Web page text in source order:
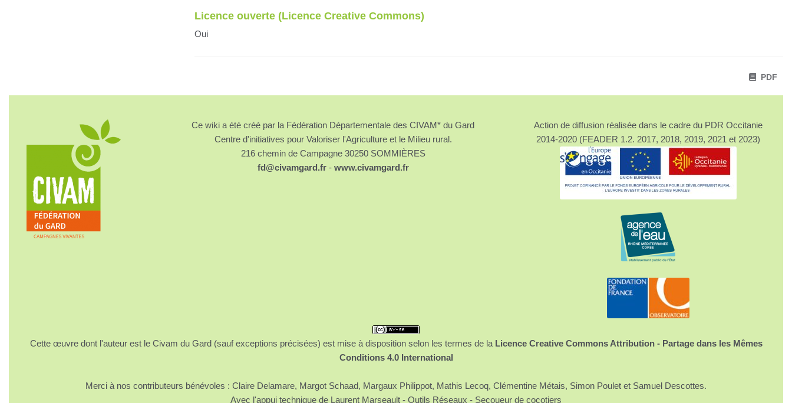
Licence ouverte (Licence Creative Commons)
Oui
PDF
Ce wiki a été créé par la Fédération Départementale des CIVAM* du Gard
Centre d'initiatives pour Valoriser l'Agriculture et le Milieu rural.
216 chemin de Campagne 30250 SOMMIÈRES
fd@civamgard.fr- www.civamgard.fr
Action de diffusion réalisée dans le cadre du PDR Occitanie
2014-2020 (FEADER 1.2. 2017, 2018, 2019, 2021 et 2023)
Cette œuvre dont l'auteur est le Civam du Gard (sauf exceptions précisées) est mise à disposition selon les termes de la Licence Creative Commons Attribution - Partage dans les Mêmes
Conditions 4.0 International
Merci à nos contributeurs bénévoles : Claire Delamare, Margot Schaad, Margaux Philippot, Mathis Lecoq, Clémentine Métais, Simon Poulet et Samuel Descottes.
Avec l'appui technique de Laurent Marseault - Outils Réseaux - Secoueur de cocotiers